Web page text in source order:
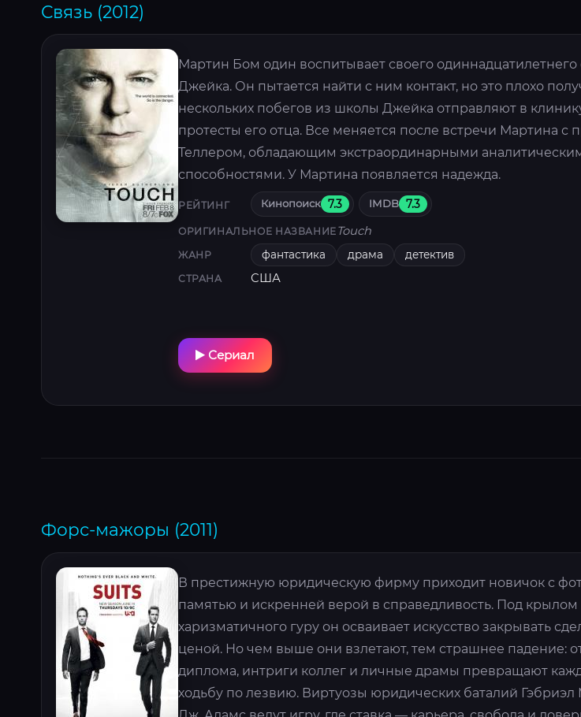
Связь (2012)
Мартин Бом один воспитывает своего одиннадцатилетнего
Джейка. Он пытается найти с ним контакт, но это плохо
нескольких побегов из школы Джейка отправляют в
протесты его отца. Все меняется после встречи Мартина с
Теллером, обладающим экстраординарными
способностями. У Мартина появляется надежда.
РЕЙТИНГ Кинопоиск 7.3 IMDB 7.3
ОРИГИНАЛЬНОЕ НАЗВАНИЕ Touch
ЖАНР фантастика драма детектив
СТРАНА США
Сериал
Форс-мажоры (2011)
В престижную юридическую фирму приходит новичок с
памятью и искренней верой в справедливость. Под крылом
харизматичного гуру он осваивает искусство закрывать
ценой. Но чем выше они взлетают, тем страшнее падение:
диплома, интриги коллег и личные драмы превращают
ходьбу по лезвию. Виртуозы юридических баталий Гэбриэл